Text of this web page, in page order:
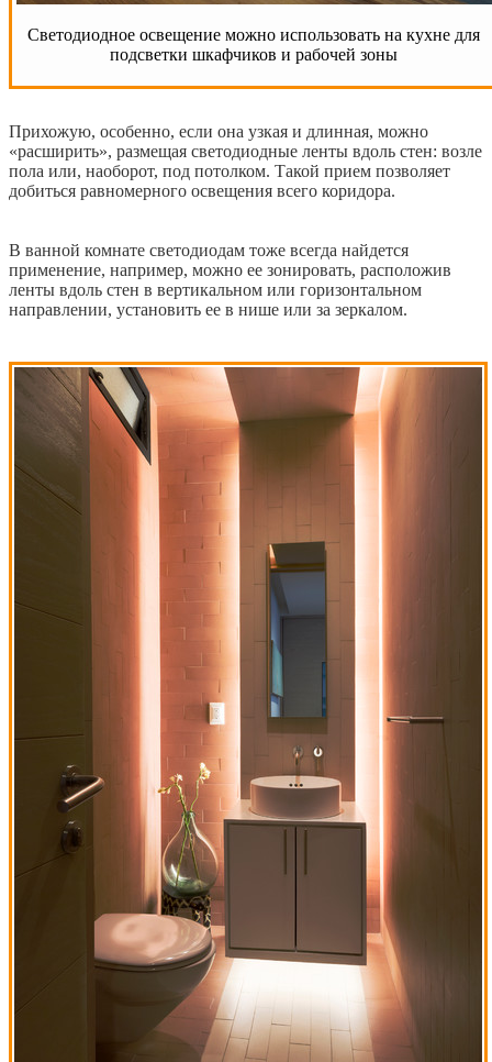
Светодиодное освещение можно использовать на кухне для
подсветки шкафчиков и рабочей зоны
Прихожую, особенно, если она узкая и длинная, можно
«расширить», размещая светодиодные ленты вдоль стен: возле
пола или, наоборот, под потолком. Такой прием позволяет
добиться равномерного освещения всего коридора.
В ванной комнате светодиодам тоже всегда найдется
применение, например, можно ее зонировать, расположив
ленты вдоль стен в вертикальном или горизонтальном
направлении, установить ее в нише или за зеркалом.